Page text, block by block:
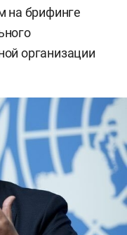
на брифинге
организации